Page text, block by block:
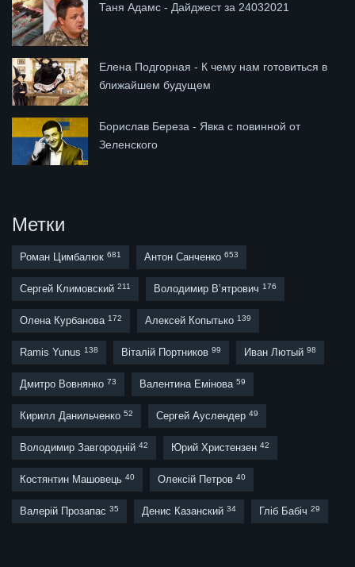
Таня Адамс - Дайджест за 24032021
Елена Подгорная - К чему нам готовиться в
ближайшем будущем
Борислав Береза - Явка с повинной от
Зеленского
Метки
Роман Цимбалюк 681 Антон Санченко 653
Сергей Климовский 211 Володимир В’ятрович 176
Олена Курбанова 172 Алексей Копытько 139
Ramis Yunus 138 Віталій Портников 99 Иван Лютый 98
Дмитро Вовнянко 73 Валентина Емінова 59
Кирилл Данильченко 52 Сергей Ауслендер 49
Володимир Завгородній 42 Юрий Христензен 42
Костянтин Машовець 40 Олексій Петров 40
Валерій Прозапас 35 Денис Казанский 34 Гліб Бабіч 29